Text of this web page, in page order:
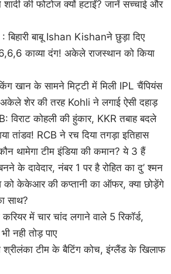
शादी की फोटोज क्यों हटाईं? जानें सच्चाई और
बिहारी बाबू Ishan Kishanने छुड़ा दिए
काव्या दंग! अकेले राजस्थान को किया
खान के सामने मिट्टी में मिली IPL चैंपियंस
अकेले शेर की तरह Kohli ने लगाई ऐसी दहाड़
विराट कोहली की हुंकार, KKR तबाह बदले
तांडव! RCB ने रच दिया तगड़ा इतिहास
थामेगा टीम इंडिया की कमान? ये 3 हैं
के दावेदार, नंबर 1 पर है रोहित का दु’ श्मन
को केकेआर की कप्तानी का ऑफर, क्या छोड़ेंगे
साथ?
में चार चांद लगाने वाले 5 रिकॉर्ड,
नही तोड़ पाए
श्रीलंका टीम के बैटिंग कोच, इंग्लैंड के खिलाफ